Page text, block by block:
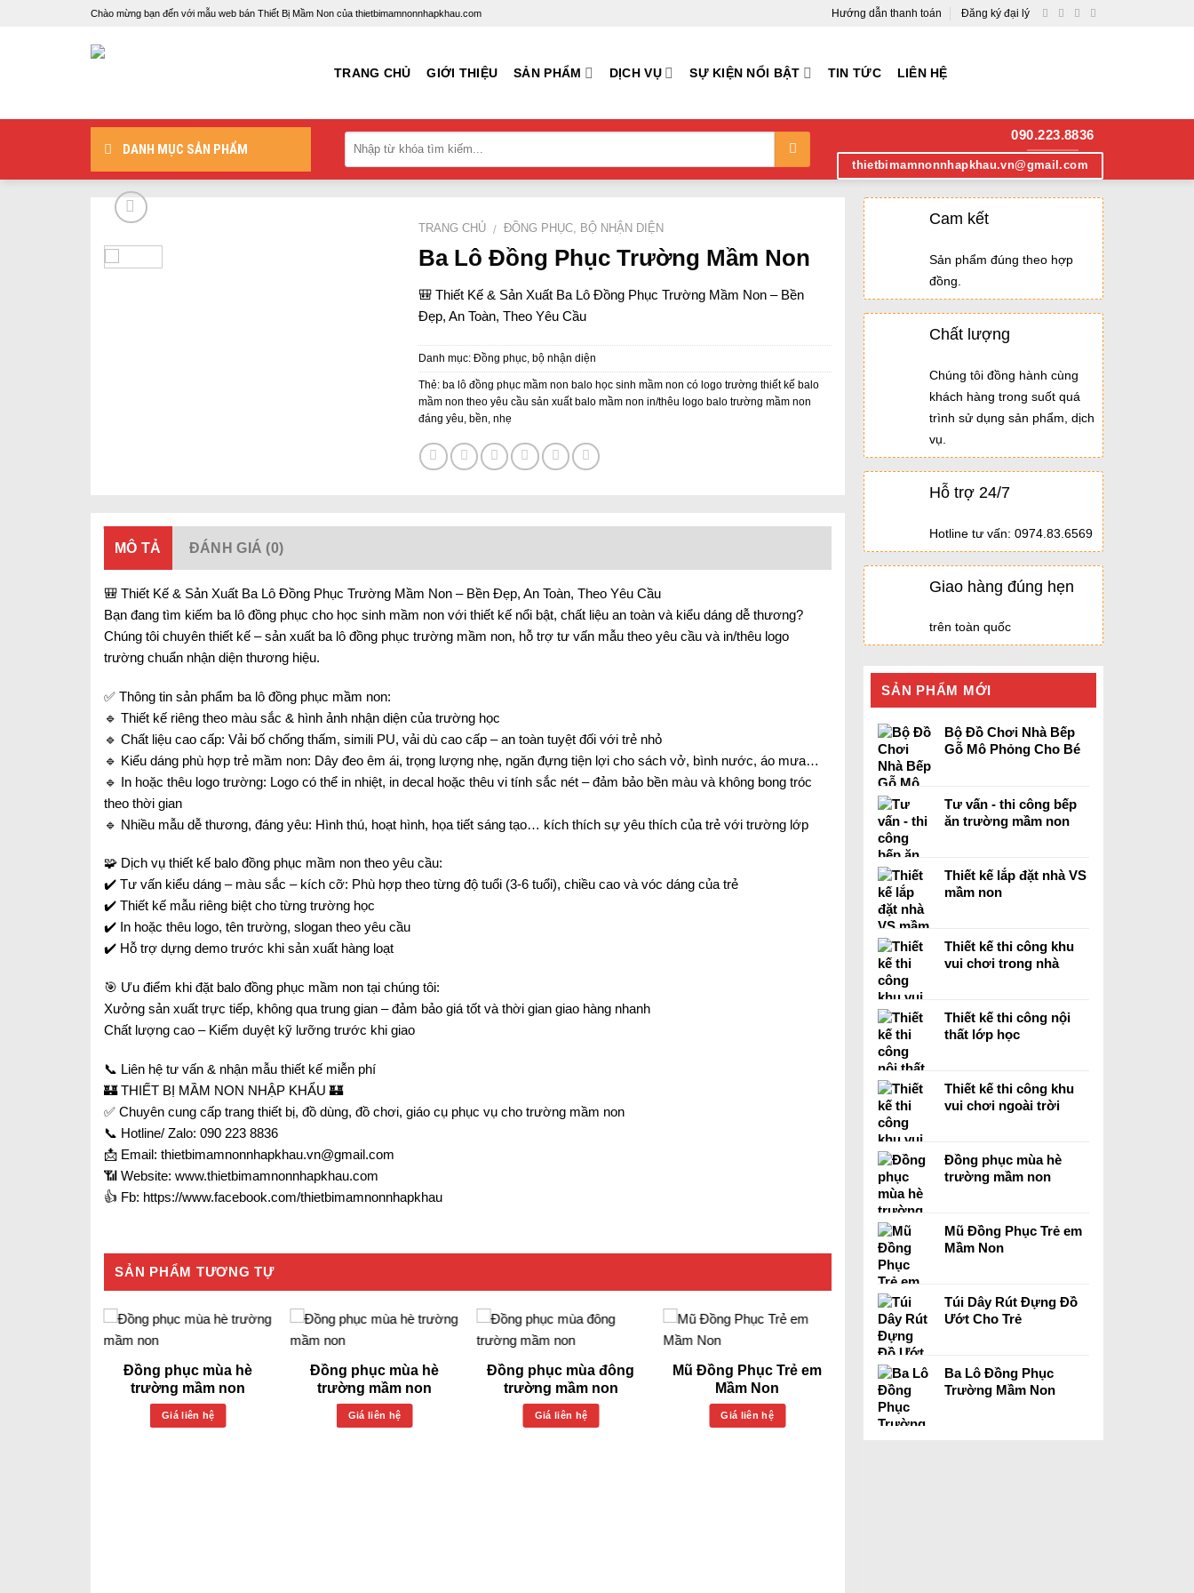
Chào mừng bạn đến với mẫu web bán Thiết Bị Mầm Non của thietbimamnonnhapkhau.com Hướng dẫn thanh toán Đăng ký đại lý
TRANG CHỦ GIỚI THIỆU SẢN PHẨM DỊCH VỤ SỰ KIỆN NỔI BẬT TIN TỨC LIÊN HỆ
DANH MỤC SẢN PHẨM
090.223.8836
thietbimamnonnhapkhau.vn@gmail.com
Cam kết
Sản phẩm đúng theo hợp
đồng.
Chất lượng
Chúng tôi đồng hành cùng
khách hàng trong suốt quá
trình sử dụng sản phẩm, dịch
vụ.
Hỗ trợ 24/7
Hotline tư vấn: 0974.83.6569
Giao hàng đúng hẹn
trên toàn quốc
SẢN PHẨM MỚI
Bộ Đồ Chơi Nhà Bếp
Gỗ Mô Phỏng Cho Bé
Tư vấn - thi công bếp
ăn trường mầm non
Thiết kế lắp đặt nhà VS
mầm non
Thiết kế thi công khu
vui chơi trong nhà
Thiết kế thi công nội
thất lớp học
Thiết kế thi công khu
vui chơi ngoài trời
Đồng phục mùa hè
trường mầm non
Mũ Đồng Phục Trẻ em
Mầm Non
Túi Dây Rút Đựng Đồ
Ướt Cho Trẻ
Ba Lô Đồng Phục
Trường Mầm Non
TRANG CHỦ / ĐỒNG PHỤC, BỘ NHẬN DIỆN
Ba Lô Đồng Phục Trường Mầm Non
🎒 Thiết Kế & Sản Xuất Ba Lô Đồng Phục Trường Mầm Non – Bền
Đẹp, An Toàn, Theo Yêu Cầu
Danh mục: Đồng phục, bộ nhận diện
Thẻ: ba lô đồng phục mầm non balo học sinh mầm non có logo trường thiết kế balo
mầm non theo yêu cầu sản xuất balo mầm non in/thêu logo balo trường mầm non
đáng yêu bền nhẹ
MÔ TẢ ĐÁNH GIÁ (0)
🎒 Thiết Kế & Sản Xuất Ba Lô Đồng Phục Trường Mầm Non – Bền Đẹp, An Toàn, Theo Yêu Cầu
Bạn đang tìm kiếm ba lô đồng phục cho học sinh mầm non với thiết kế nổi bật, chất liệu an toàn và kiểu dáng dễ thương?
Chúng tôi chuyên thiết kế – sản xuất ba lô đồng phục trường mầm non, hỗ trợ tư vấn mẫu theo yêu cầu và in/thêu logo
trường chuẩn nhận diện thương hiệu.
✅ Thông tin sản phẩm ba lô đồng phục mầm non:
🔹 Thiết kế riêng theo màu sắc & hình ảnh nhận diện của trường học
🔹 Chất liệu cao cấp: Vải bố chống thấm, simili PU, vải dù cao cấp – an toàn tuyệt đối với trẻ nhỏ
🔹 Kiểu dáng phù hợp trẻ mầm non: Dây đeo êm ái, trọng lượng nhẹ, ngăn đựng tiện lợi cho sách vở, bình nước, áo mưa…
🔹 In hoặc thêu logo trường: Logo có thể in nhiệt, in decal hoặc thêu vi tính sắc nét – đảm bảo bền màu và không bong tróc
theo thời gian
🔹 Nhiều mẫu dễ thương, đáng yêu: Hình thú, hoạt hình, họa tiết sáng tạo… kích thích sự yêu thích của trẻ với trường lớp
🧩 Dịch vụ thiết kế balo đồng phục mầm non theo yêu cầu:
✔️ Tư vấn kiểu dáng – màu sắc – kích cỡ: Phù hợp theo từng độ tuổi (3-6 tuổi), chiều cao và vóc dáng của trẻ
✔️ Thiết kế mẫu riêng biệt cho từng trường học
✔️ In hoặc thêu logo, tên trường, slogan theo yêu cầu
✔️ Hỗ trợ dựng demo trước khi sản xuất hàng loạt
🎯 Ưu điểm khi đặt balo đồng phục mầm non tại chúng tôi:
Xưởng sản xuất trực tiếp, không qua trung gian – đảm bảo giá tốt và thời gian giao hàng nhanh
Chất lượng cao – Kiểm duyệt kỹ lưỡng trước khi giao
📞 Liên hệ tư vấn & nhận mẫu thiết kế miễn phí
🏰 THIẾT BỊ MẦM NON NHẬP KHẨU 🏰
✅ Chuyên cung cấp trang thiết bị, đồ dùng, đồ chơi, giáo cụ phục vụ cho trường mầm non
📞 Hotline/ Zalo: 090 223 8836
📩 Email: thietbimamnonnhapkhau.vn@gmail.com
📶 Website: www.thietbimamnonnhapkhau.com
👍 Fb: https://www.facebook.com/thietbimamnonnhapkhau
SẢN PHẨM TƯƠNG TỰ
Đồng phục mùa hè
trường mầm non
Giá liên hệ
Đồng phục mùa hè
trường mầm non
Giá liên hệ
Đồng phục mùa đông
trường mầm non
Giá liên hệ
Mũ Đồng Phục Trẻ em
Mầm Non
Giá liên hệ